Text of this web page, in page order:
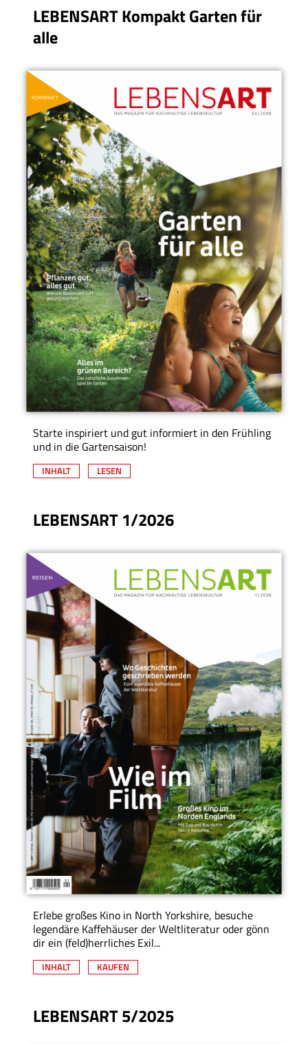
LEBENSART Kompakt Garten für
alle
Starte inspiriert und gut informiert in den Frühling
und in die Gartensaison!
INHALT LESEN
LEBENSART 1/2026
Erlebe großes Kino in North Yorkshire, besuche
legendäre Kaffehäuser der Weltliteratur oder gönn
dir ein (feld)herrliches Exil...
INHALT KAUFEN
LEBENSART 5/2025